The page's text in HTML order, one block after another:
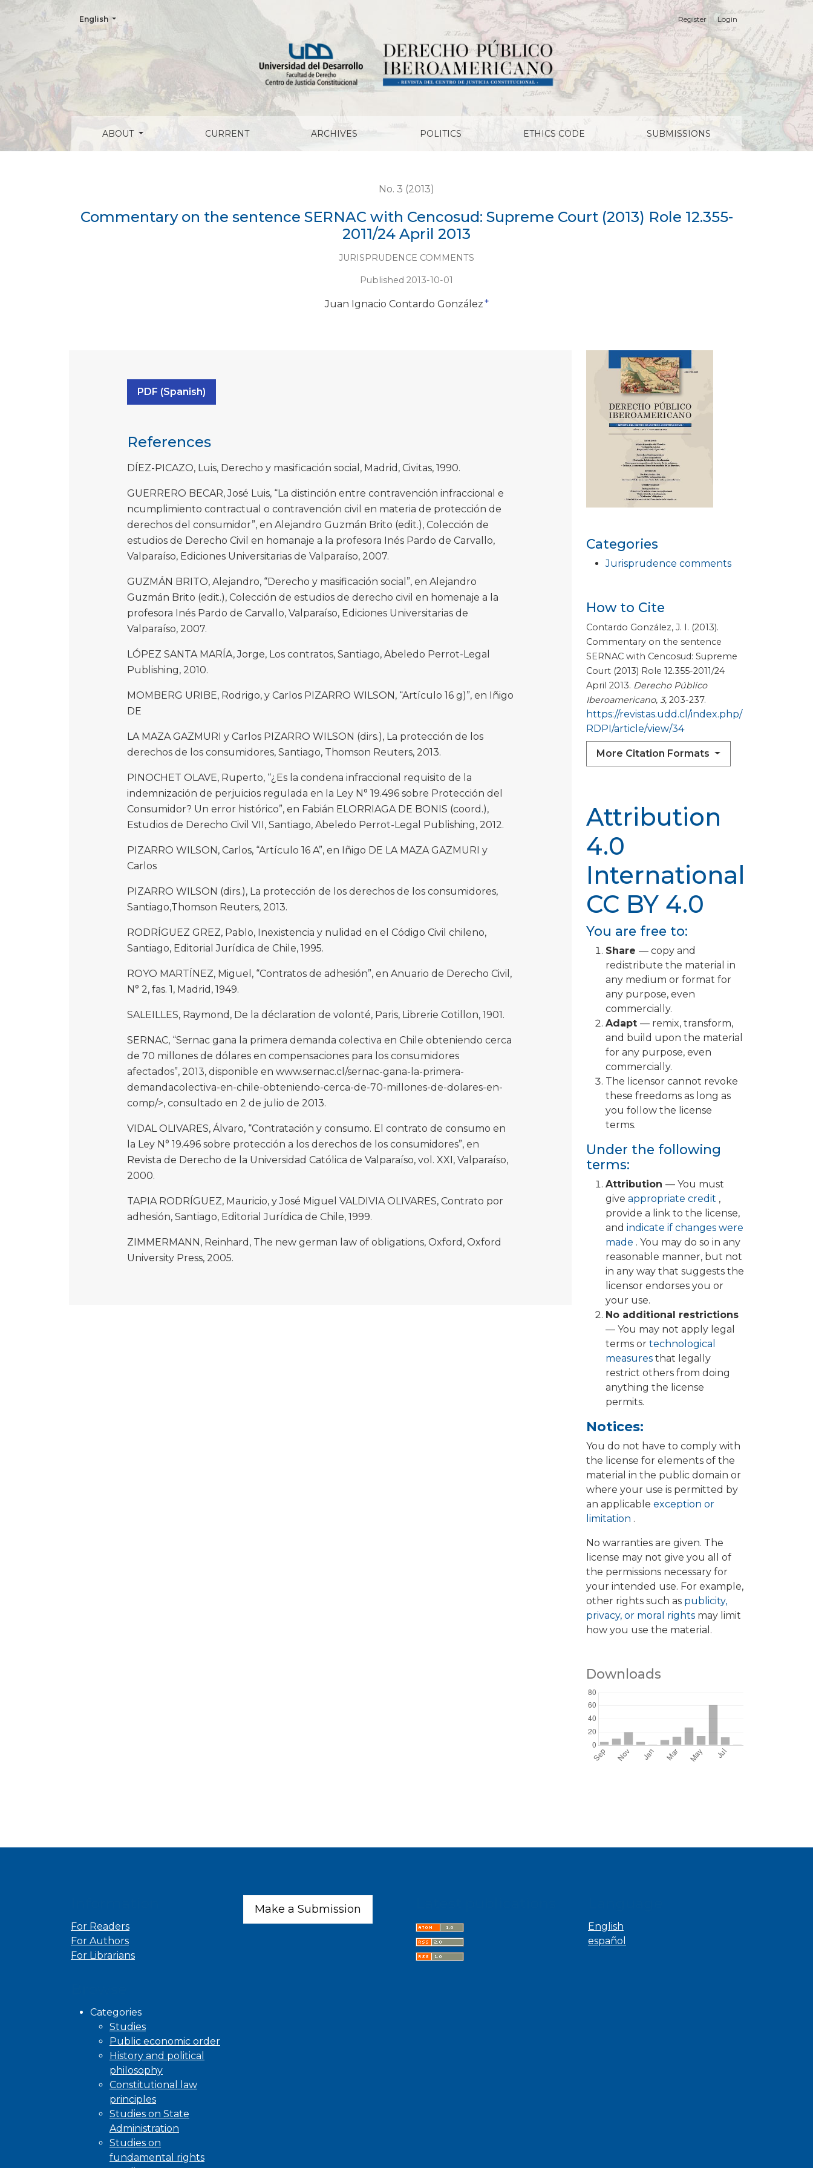
Commentary on the sentence SERNAC with Cencosud: Supreme Court (2013) Role 12.355-2011/24 April 2013
ABOUT CURRENT ARCHIVES POLITICS ETHICS CODE SUBMISSIONS
Register Login
Change the language. The current language is:
English
No. 3 (2013)
Commentary on the sentence SERNAC with Cencosud: Supreme Court (2013) Role 12.355-
2011/24 April 2013
JURISPRUDENCE COMMENTS
Published 2013-10-01
Juan Ignacio Contardo González +
Categories
Jurisprudence comments
How to Cite
Contardo González, J. I. (2013).
Commentary on the sentence
SERNAC with Cencosud: Supreme
Court (2013) Role 12.355-2011/24
April 2013. Derecho Público
Iberoamericano, 3, 203-237.
https://revistas.udd.cl/index.php/
RDPI/article/view/34
More Citation Formats
Attribution
4.0
International
CC BY 4.0
You are free to:
Share — copy and
redistribute the material in
any medium or format for
any purpose, even
commercially.
Adapt — remix, transform,
and build upon the material
for any purpose, even
commercially.
The licensor cannot revoke
these freedoms as long as
you follow the license
terms.
Under the following
terms:
Attribution — You must
give appropriate credit ,
provide a link to the license,
and indicate if changes were
made . You may do so in any
reasonable manner, but not
in any way that suggests the
licensor endorses you or
your use.
No additional restrictions
— You may not apply legal
terms or technological
measures that legally
restrict others from doing
anything the license
permits.
Notices:
You do not have to comply with
the license for elements of the
material in the public domain or
where your use is permitted by
an applicable exception or
limitation .
No warranties are given. The
license may not give you all of
the permissions necessary for
your intended use. For example,
other rights such as publicity,
privacy, or moral rights may limit
how you use the material.
Downloads
PDF (Spanish)
References
DÍEZ-PICAZO, Luis, Derecho y masificación social, Madrid, Civitas, 1990.
GUERRERO BECAR, José Luis, “La distinción entre contravención infraccional e
ncumplimiento contractual o contravención civil en materia de protección de
derechos del consumidor”, en Alejandro Guzmán Brito (edit.), Colección de
estudios de Derecho Civil en homanaje a la profesora Inés Pardo de Carvallo,
Valparaíso, Ediciones Universitarias de Valparaíso, 2007.
GUZMÁN BRITO, Alejandro, “Derecho y masificación social”, en Alejandro
Guzmán Brito (edit.), Colección de estudios de derecho civil en homenaje a la
profesora Inés Pardo de Carvallo, Valparaíso, Ediciones Universitarias de
Valparaíso, 2007.
LÓPEZ SANTA MARÍA, Jorge, Los contratos, Santiago, Abeledo Perrot-Legal
Publishing, 2010.
MOMBERG URIBE, Rodrigo, y Carlos PIZARRO WILSON, “Artículo 16 g)”, en Iñigo
DE
LA MAZA GAZMURI y Carlos PIZARRO WILSON (dirs.), La protección de los
derechos de los consumidores, Santiago, Thomson Reuters, 2013.
PINOCHET OLAVE, Ruperto, “¿Es la condena infraccional requisito de la
indemnización de perjuicios regulada en la Ley N° 19.496 sobre Protección del
Consumidor? Un error histórico”, en Fabián ELORRIAGA DE BONIS (coord.),
Estudios de Derecho Civil VII, Santiago, Abeledo Perrot-Legal Publishing, 2012.
PIZARRO WILSON, Carlos, “Artículo 16 A”, en Iñigo DE LA MAZA GAZMURI y
Carlos
PIZARRO WILSON (dirs.), La protección de los derechos de los consumidores,
Santiago,Thomson Reuters, 2013.
RODRÍGUEZ GREZ, Pablo, Inexistencia y nulidad en el Código Civil chileno,
Santiago, Editorial Jurídica de Chile, 1995.
ROYO MARTÍNEZ, Miguel, “Contratos de adhesión”, en Anuario de Derecho Civil,
N° 2, fas. 1, Madrid, 1949.
SALEILLES, Raymond, De la déclaration de volonté, Paris, Librerie Cotillon, 1901.
SERNAC, “Sernac gana la primera demanda colectiva en Chile obteniendo cerca
de 70 millones de dólares en compensaciones para los consumidores
afectados”, 2013, disponible en www.sernac.cl/sernac-gana-la-primera-
demandacolectiva-en-chile-obteniendo-cerca-de-70-millones-de-dolares-en-
comp/>, consultado en 2 de julio de 2013.
VIDAL OLIVARES, Álvaro, “Contratación y consumo. El contrato de consumo en
la Ley N° 19.496 sobre protección a los derechos de los consumidores”, en
Revista de Derecho de la Universidad Católica de Valparaíso, vol. XXI, Valparaíso,
2000.
TAPIA RODRÍGUEZ, Mauricio, y José Miguel VALDIVIA OLIVARES, Contrato por
adhesión, Santiago, Editorial Jurídica de Chile, 1999.
ZIMMERMANN, Reinhard, The new german law of obligations, Oxford, Oxford
University Press, 2005.
For Readers
For Authors
For Librarians
Make a Submission
English
español
Categories
Studies
Public economic order
History and political
philosophy
Constitutional law
principles
Studies on State
Administration
Studies on
fundamental rights